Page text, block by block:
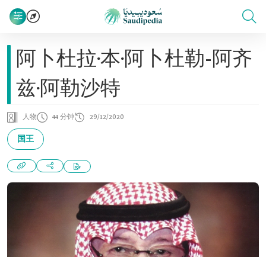
阿卜杜拉·本·阿卜杜勒-阿齐
兹·阿勒沙特
人物 44 分钟 29/12/2020
国王